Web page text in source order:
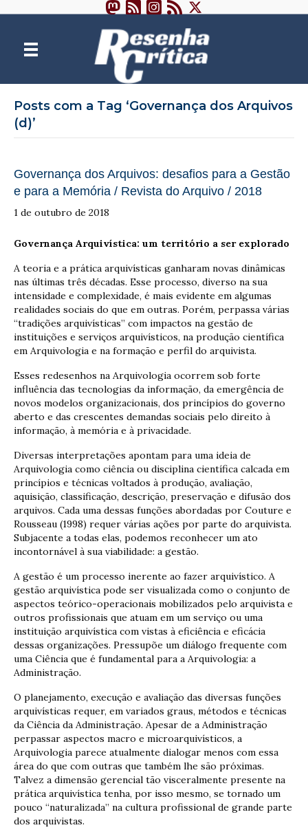
Posts com a Tag ‘Governança dos Arquivos
(d)’
Governança dos Arquivos: desafios para a Gestão
e para a Memória / Revista do Arquivo / 2018
1 de outubro de 2018
Governança Arquivística: um território a ser explorado
A teoria e a prática arquivísticas ganharam novas dinâmicas
nas últimas três décadas. Esse processo, diverso na sua
intensidade e complexidade, é mais evidente em algumas
realidades sociais do que em outras. Porém, perpassa várias
“tradições arquivísticas” com impactos na gestão de
instituições e serviços arquivísticos, na produção científica
em Arquivologia e na formação e perfil do arquivista.
Esses redesenhos na Arquivologia ocorrem sob forte
influência das tecnologias da informação, da emergência de
novos modelos organizacionais, dos princípios do governo
aberto e das crescentes demandas sociais pelo direito à
informação, à memória e à privacidade.
Diversas interpretações apontam para uma ideia de
Arquivologia como ciência ou disciplina científica calcada em
princípios e técnicas voltados à produção, avaliação,
aquisição, classificação, descrição, preservação e difusão dos
arquivos. Cada uma dessas funções abordadas por Couture e
Rousseau (1998) requer várias ações por parte do arquivista.
Subjacente a todas elas, podemos reconhecer um ato
incontornável à sua viabilidade: a gestão.
A gestão é um processo inerente ao fazer arquivístico. A
gestão arquivística pode ser visualizada como o conjunto de
aspectos teórico-operacionais mobilizados pelo arquivista e
outros profissionais que atuam em um serviço ou uma
instituição arquivística com vistas à eficiência e eficácia
dessas organizações. Pressupõe um diálogo frequente com
uma Ciência que é fundamental para a Arquivologia: a
Administração.
O planejamento, execução e avaliação das diversas funções
arquivísticas requer, em variados graus, métodos e técnicas
da Ciência da Administração. Apesar de a Administração
perpassar aspectos macro e microarquivísticos, a
Arquivologia parece atualmente dialogar menos com essa
área do que com outras que também lhe são próximas.
Talvez a dimensão gerencial tão visceralmente presente na
prática arquivística tenha, por isso mesmo, se tornado um
pouco “naturalizada” na cultura profissional de grande parte
dos arquivistas.